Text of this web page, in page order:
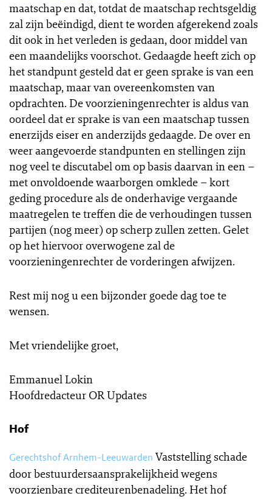
maatschap en dat, totdat de maatschap rechtsgeldig
zal zijn beëindigd, dient te worden afgerekend zoals
dit ook in het verleden is gedaan, door middel van
een maandelijks voorschot. Gedaagde heeft zich op
het standpunt gesteld dat er geen sprake is van een
maatschap, maar van overeenkomsten van
opdrachten. De voorzieningenrechter is aldus van
oordeel dat er sprake is van een maatschap tussen
enerzijds eiser en anderzijds gedaagde. De over en
weer aangevoerde standpunten en stellingen zijn
nog veel te discutabel om op basis daarvan in een –
met onvoldoende waarborgen omklede – kort
geding procedure als de onderhavige vergaande
maatregelen te treffen die de verhoudingen tussen
partijen (nog meer) op scherp zullen zetten. Gelet
op het hiervoor overwogene zal de
voorzieningenrechter de vorderingen afwijzen.
Rest mij nog u een bijzonder goede dag toe te
wensen.
Met vriendelijke groet,
Emmanuel Lokin
Hoofdredacteur OR Updates
Hof
Gerechtshof Arnhem-Leeuwarden Vaststelling schade
door bestuurdersaansprakelijkheid wegens
voorzienbare crediteurenbenadeling. Het hof